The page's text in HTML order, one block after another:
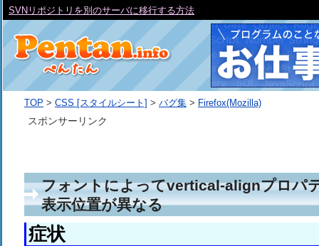
TOP > CSS [スタイルシート] > バグ集 > Firefox(Mozilla)
フォントによってvertical-alignプロパ
表示位置が異なる
症状
スポンサーリンク
SVNリポジトリを別のサーバに移行する方法